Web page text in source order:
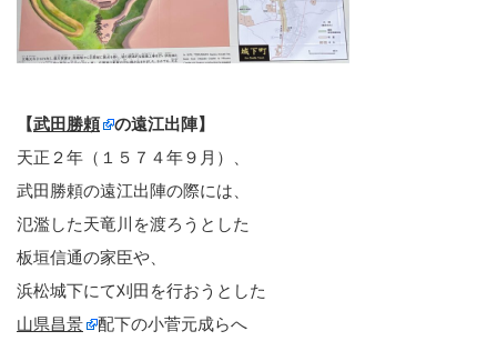
【武田勝頼
の遠江出陣】
天正２年（１５７４年９月）、
武田勝頼の遠江出陣の際には、
氾濫した天竜川を渡ろうとした
板垣信通の家臣や、
浜松城下にて刈田を行おうとした
山県昌景
配下の小菅元成らへ